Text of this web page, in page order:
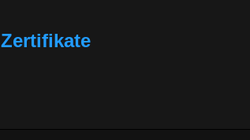
Zertifikate